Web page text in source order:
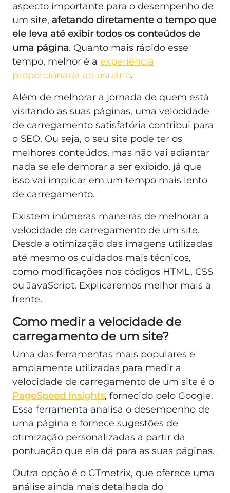
aspecto importante para o desempenho de
um site, afetando diretamente o tempo que
ele leva até exibir todos os conteúdos de
uma página. Quanto mais rápido esse
tempo, melhor é a experiência
proporcionada ao usuário.
Além de melhorar a jornada de quem está
visitando as suas páginas, uma velocidade
de carregamento satisfatória contribui para
o SEO. Ou seja, o seu site pode ter os
melhores conteúdos, mas não vai adiantar
nada se ele demorar a ser exibido, já que
isso vai implicar em um tempo mais lento
de carregamento.
Existem inúmeras maneiras de melhorar a
velocidade de carregamento de um site.
Desde a otimização das imagens utilizadas
até mesmo os cuidados mais técnicos,
como modificações nos códigos HTML, CSS
ou JavaScript. Explicaremos melhor mais a
frente.
Como medir a velocidade de
carregamento de um site?
Uma das ferramentas mais populares e
amplamente utilizadas para medir a
velocidade de carregamento de um site é o
PageSpeed Insights, fornecido pelo Google.
Essa ferramenta analisa o desempenho de
uma página e fornece sugestões de
otimização personalizadas a partir da
pontuação que ela dá para as suas páginas.
Outra opção é o GTmetrix, que oferece uma
análise ainda mais detalhada do